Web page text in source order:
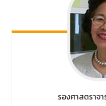
รองศาสตราจ